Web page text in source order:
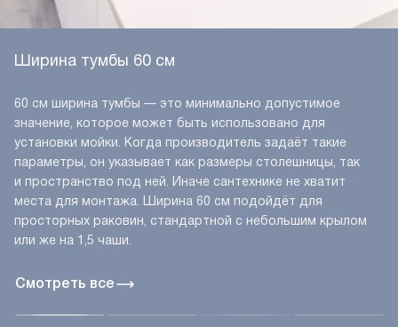
Смотреть все
Ширина тумбы 60 см
60 см ширина тумбы — это минимально допустимое
значение, которое может быть использовано для
установки мойки. Когда производитель задаёт такие
параметры, он указывает как размеры столешницы, так
и пространство под ней. Иначе сантехнике не хватит
места для монтажа. Ширина 60 см подойдёт для
просторных раковин, стандартной с небольшим крылом
или же на 1,5 чаши.